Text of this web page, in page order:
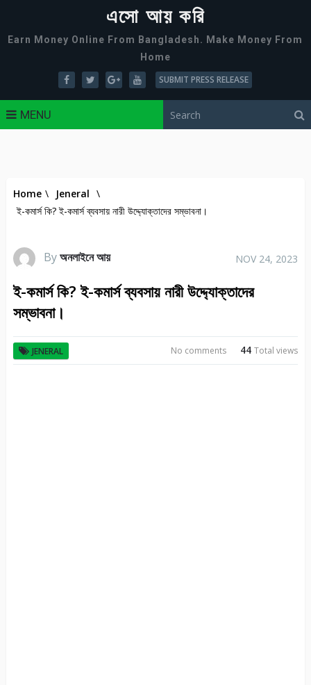
এসো আয় করি
Earn Money Online From Bangladesh. Make Money From
Home
SUBMIT PRESS RELEASE
MENU
Home \ Jeneral \
ই-কমার্স কি? ই-কমার্স ব্যবসায় নারী উদ্দ্যোক্তাদের সম্ভাবনা।
Byঅনলাইনে আয় NOV 24, 2023
ই-কমার্স কি? ই-কমার্স ব্যবসায় নারী উদ্দ্যোক্তাদের
সম্ভাবনা।
JENERAL 44Total views
No comments